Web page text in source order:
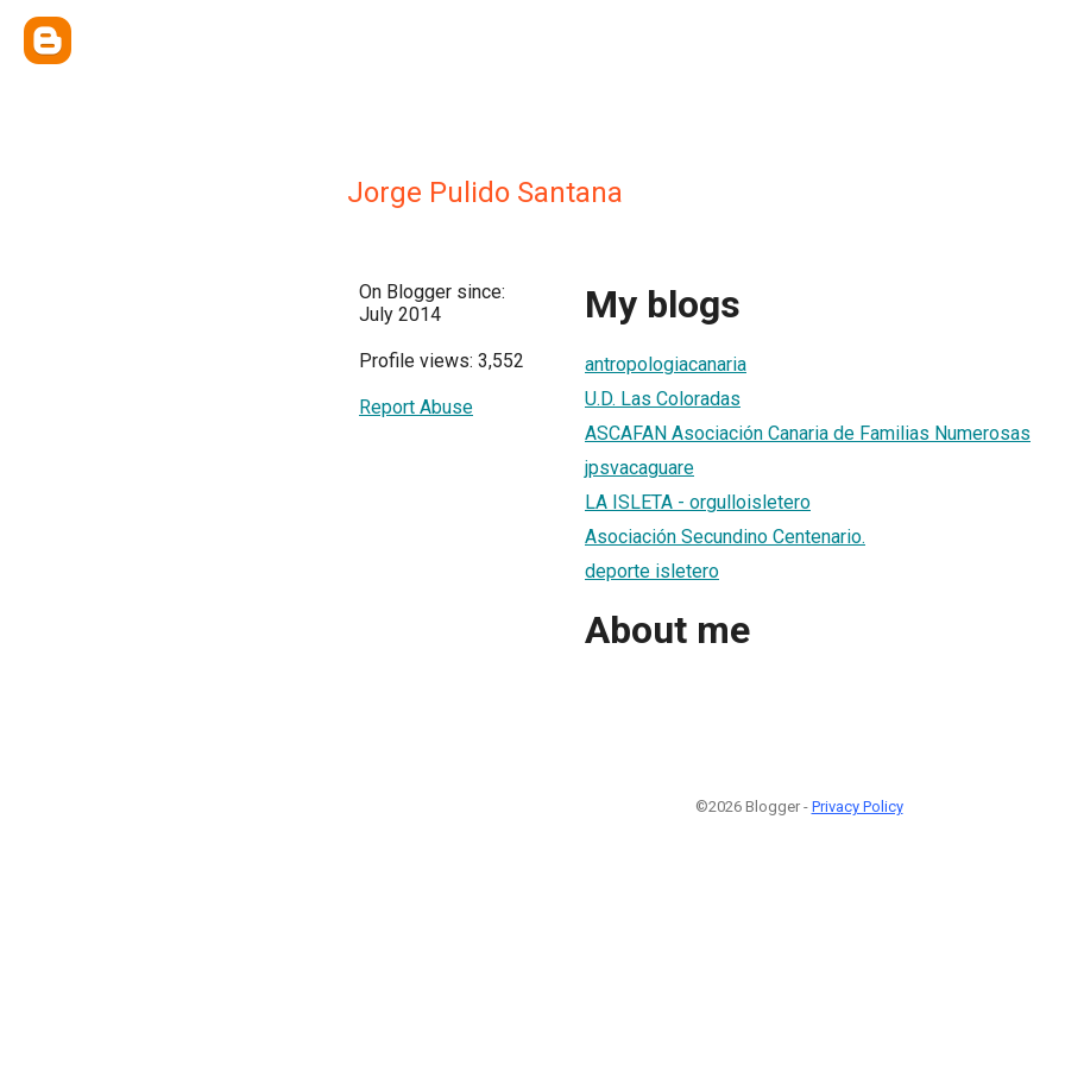
Jorge Pulido Santana
On Blogger since:
July 2014
Profile views: 3,552
Report Abuse
My blogs
antropologiacanaria
U.D. Las Coloradas
ASCAFAN Asociación Canaria de Familias Numerosas
jpsvacaguare
LA ISLETA - orgulloisletero
Asociación Secundino Centenario.
deporte isletero
About me
©2026 Blogger - Privacy Policy